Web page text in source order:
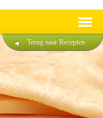
Terug naar Recepten